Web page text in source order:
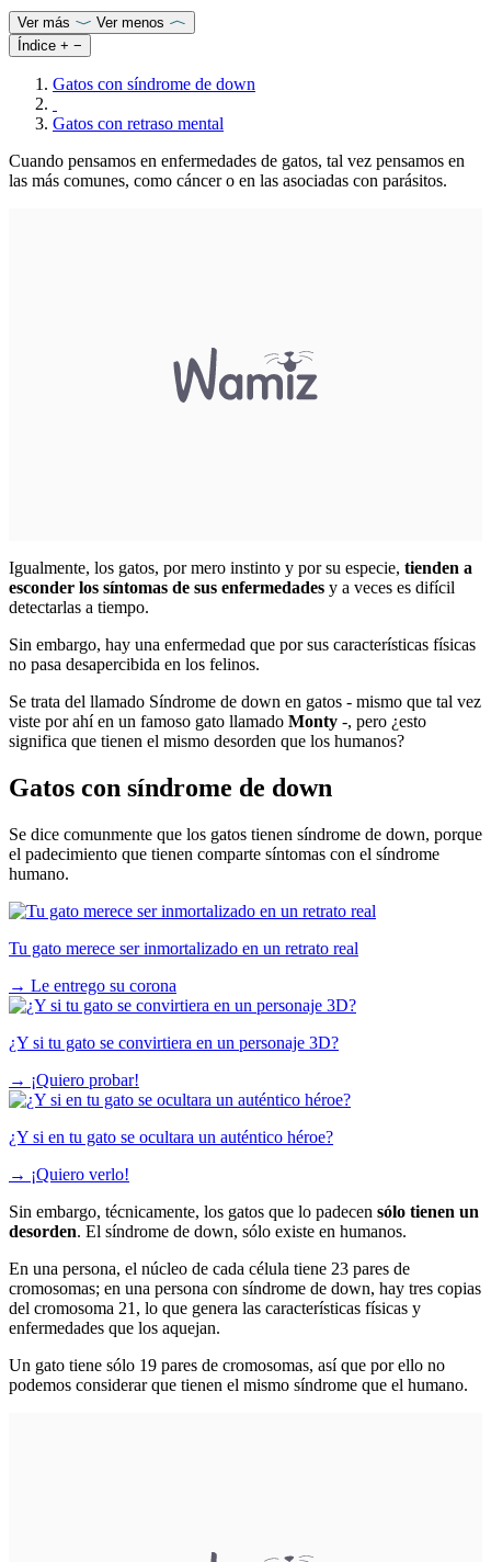
Ver más
Ver menos
Índice + −
Gatos con síndrome de down
Gatos con retraso mental
Cuando pensamos en enfermedades de gatos, tal vez pensamos en
las más comunes, como cáncer o en las asociadas con parásitos.
Igualmente, los gatos, por mero instinto y por su especie, tienden a
esconder los síntomas de sus enfermedades y a veces es difícil
detectarlas a tiempo.
Sin embargo, hay una enfermedad que por sus características físicas
no pasa desapercibida en los felinos.
Se trata del llamado Síndrome de down en gatos - mismo que tal vez
viste por ahí en un famoso gato llamado Monty -, pero ¿esto
significa que tienen el mismo desorden que los humanos?
Gatos con síndrome de down
Se dice comunmente que los gatos tienen síndrome de down, porque
el padecimiento que tienen comparte síntomas con el síndrome
humano.
Tu gato merece ser inmortalizado en un retrato real
→ Le entrego su corona
¿Y si tu gato se convirtiera en un personaje 3D?
→ ¡Quiero probar!
¿Y si en tu gato se ocultara un auténtico héroe?
→ ¡Quiero verlo!
Sin embargo, técnicamente, los gatos que lo padecen sólo tienen un
desorden. El síndrome de down, sólo existe en humanos.
En una persona, el núcleo de cada célula tiene 23 pares de
cromosomas; en una persona con síndrome de down, hay tres copias
del cromosoma 21, lo que genera las características físicas y
enfermedades que los aquejan.
Un gato tiene sólo 19 pares de cromosomas, así que por ello no
podemos considerar que tienen el mismo síndrome que el humano.